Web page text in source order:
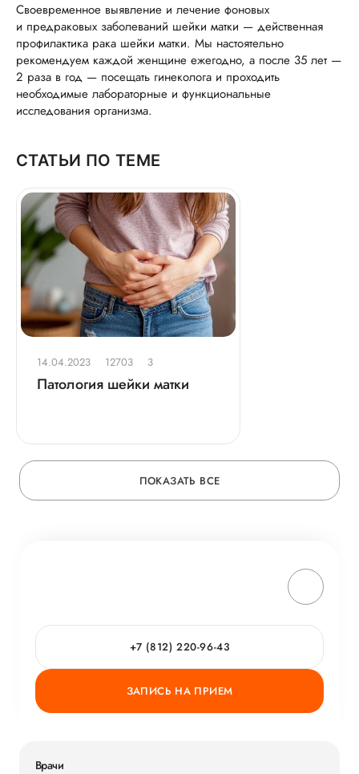
Своевременное выявление и лечение фоновых
и предраковых заболеваний шейки матки — действенная
профилактика рака шейки матки. Мы настоятельно
рекомендуем каждой женщине ежегодно, а после 35 лет —
2 раза в год — посещать гинеколога и проходить
необходимые лабораторные и функциональные
исследования организма.
СТАТЬИ ПО ТЕМЕ
14.04.2023 12703 3
Патология шейки матки
ПОКАЗАТЬ ВСЕ
+7 (812) 220-96-43
ЗАПИСЬ НА ПРИЕМ
Врачи